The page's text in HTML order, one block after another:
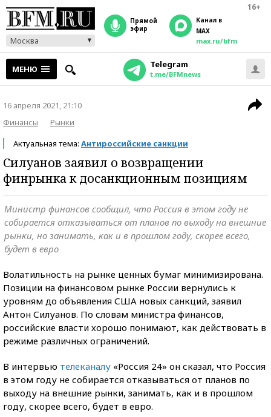
16+
Москва
прямой
эфир
Канал в
MAX
max.ru/bfm
МЕНЮ Telegram
t.me/BFMnews
16 апреля 2021, 21:10
Финансы
Рынки
Актуальная тема: Антироссийские санкции
Силуанов заявил о возвращении
финрынка к досанкционным позициям
Министр финансов сообщил, что Россия в этом году не
собирается отказываться от планов по выходу на внешние
рынки, но занимать, как и в прошлом году, скорее всего,
будет в евро
Волатильность на рынке ценных бумаг минимизирована.
Позиции на финансовом рынке России вернулись к
уровням до объявления США новых санкций, заявил
Антон Силуанов. По словам министра финансов,
российские власти хорошо понимают, как действовать в
режиме различных ограничений.
В интервью телеканалу «Россия 24» он сказал, что Россия
в этом году не собирается отказываться от планов по
выходу на внешние рынки, занимать, как и в прошлом
году, скорее всего, будет в евро.